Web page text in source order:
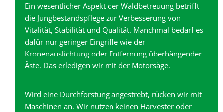
Ein wesentlicher Aspekt der Waldbetreuung betrifft
die Jungbestandspflege zur Verbesserung von
Vitalität, Stabilität und Qualität. Manchmal bedarf es
dafür nur geringer Eingriffe wie der
Kronenauslichtung oder Entfernung überhängender
Äste. Das erledigen wir mit der Motorsäge.
Wird eine Durchforstung angestrebt, rücken wir mit
Maschinen an. Wir nutzen keinen Harvester oder